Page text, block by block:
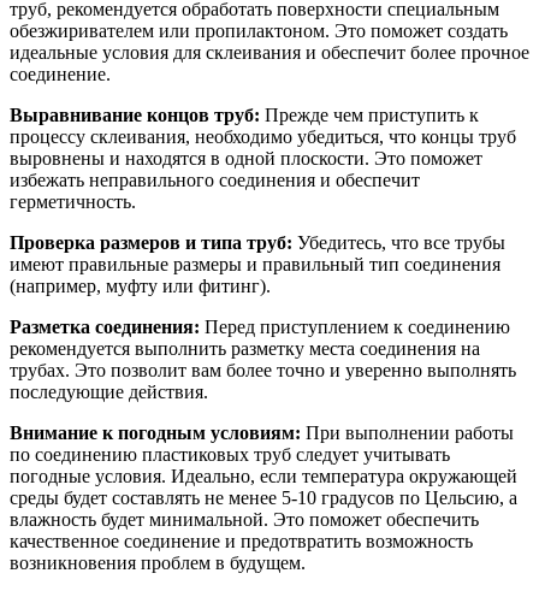
труб, рекомендуется обработать поверхности специальным
обезжиривателем или пропилактоном. Это поможет создать
идеальные условия для склеивания и обеспечит более прочное
соединение.
Выравнивание концов труб: Прежде чем приступить к
процессу склеивания, необходимо убедиться, что концы труб
выровнены и находятся в одной плоскости. Это поможет
избежать неправильного соединения и обеспечит
герметичность.
Проверка размеров и типа труб: Убедитесь, что все трубы
имеют правильные размеры и правильный тип соединения
(например, муфту или фитинг).
Разметка соединения: Перед приступлением к соединению
рекомендуется выполнить разметку места соединения на
трубах. Это позволит вам более точно и уверенно выполнять
последующие действия.
Внимание к погодным условиям: При выполнении работы
по соединению пластиковых труб следует учитывать
погодные условия. Идеально, если температура окружающей
среды будет составлять не менее 5-10 градусов по Цельсию, а
влажность будет минимальной. Это поможет обеспечить
качественное соединение и предотвратить возможность
возникновения проблем в будущем.